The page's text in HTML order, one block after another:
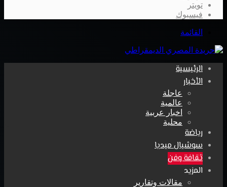
تويتر
فيسبوك
القائمة
الرئيسية
الأخبار
عاجلة
عالمية
اخبار عربية
محلية
رياضة
سوشيال ميديا
ثقافة وفن
المزيد
مقالات وتقارير